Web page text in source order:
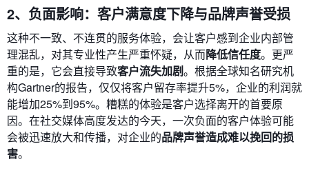
2、负面影响：客户满意度下降与品牌声誉受损
这种不一致、不连贯的服务体验，会让客户感到企业内部管
理混乱，对其专业性产生严重怀疑，从而降低信任度。更严
重的是，它会直接导致客户流失加剧。根据全球知名研究机
构Gartner的报告，仅仅将客户留存率提升5%，企业的利润就
能增加25%到95%。糟糕的体验是客户选择离开的首要原
因。在社交媒体高度发达的今天，一次负面的客户体验可能
会被迅速放大和传播，对企业的品牌声誉造成难以挽回的损
害。